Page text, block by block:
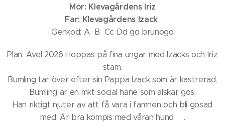
Mor: Klevagårdens Iriz
Far: Klevagårdens Izack
Genkod: A B Cc Dd go brunögd
Plan: Avel 2026 Hoppas på fina ungar med Izacks och Iriz
stam.
Bumling tar över efter sin Pappa Izack som är kastrerad.
Bumling är en mkt social hane som älskar gos.
Han riktigt njuter av att få vara i famnen och bli gosad
med. Är bra kompis med våran hund♥️.